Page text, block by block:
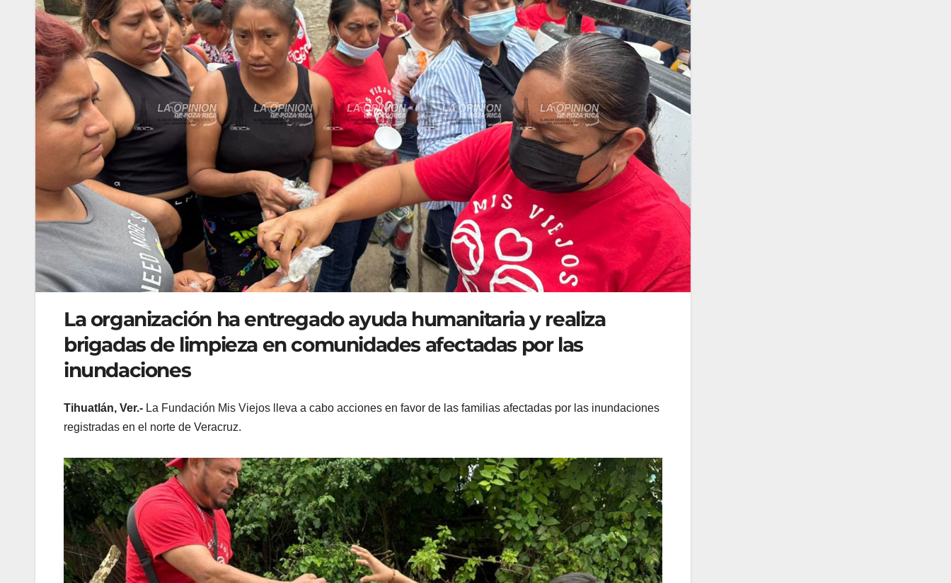
La organización ha entregado ayuda humanitaria y realiza
brigadas de limpieza en comunidades afectadas por las
inundaciones
Tihuatlán, Ver.- La Fundación Mis Viejos lleva a cabo acciones en favor de las familias afectadas por las inundaciones
registradas en el norte de Veracruz.